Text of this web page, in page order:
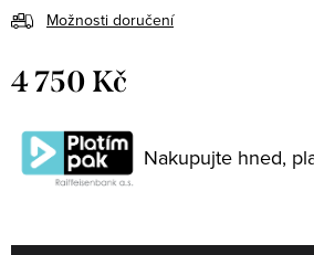
Možnosti doručení
4 750 Kč
cena:
Nakupujte hned,